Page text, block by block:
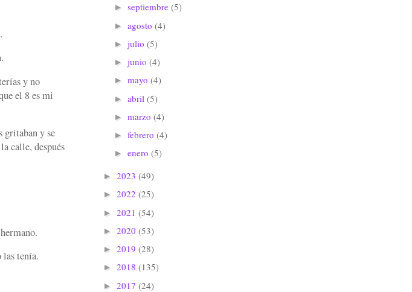
y no
el 8 es mi
gritaban y se
calle, después
las tenía.
► septiembre (5)
► agosto (4)
► julio (5)
► junio (4)
► mayo (4)
► abril (5)
► marzo (4)
► febrero (4)
► enero (5)
► 2023 (49)
► 2022 (25)
► 2021 (54)
► 2020 (53)
► 2019 (28)
► 2018 (135)
► 2017 (24)